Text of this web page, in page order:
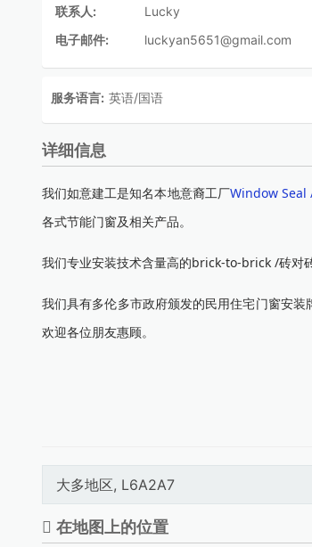
联系人:
Lucky
电子邮件:
luckyan5651@gmail.com
服务语言: 英语/国语
详细信息
我们如意建工是知名本地意裔工厂Window Seal
各式节能门窗及相关产品。
我们专业安装技术含量高的brick-to-brick /砖对
我们具有多伦多市政府颁发的民用住宅门窗安
欢迎各位朋友惠顾。
大多地区, L6A2A7
在地图上的位置